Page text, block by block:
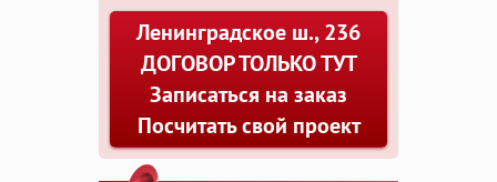
Ленинградское ш., 236
ДОГОВОР ТОЛЬКО ТУТ
Записаться на заказ
Посчитать свой проект